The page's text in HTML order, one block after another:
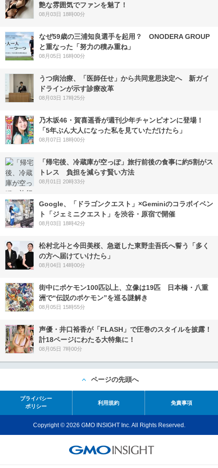
艶な雰囲気でファンを魅了！
08月03日 18時00分
なぜ59歳の三浦知良選手を起用？ ONODERA GROUP
と重なった「努力の積み重ね」
08月05日 16時00分
うつ病治療、「医師任せ」から共同意思決定へ 新ガイ
ドラインが示す診療改革
08月03日 17時25分
乃木坂46・賀喜遥香が週刊少年チャンピオンに登場！
「5年ぶん大人になった私を見ていただけたら」
08月07日 18時00分
「帰宅後、冷蔵庫が空っぽ」旅行前後の食事に約5割がス
トレス 負担を減らす賢い方法
08月01日 20時33分
Google、「ドラゴンクエスト」×Geminiのコラボイベン
ト「ジェミニクエスト」を渋谷・原宿で開催
08月03日 18時42分
松村北斗と今田美桜、急逝した東野圭吾氏へ誓う「多く
の方へ届けていけたら」
08月04日 14時00分
街中にポケモン100匹以上、立像は19匹 日本橋・八重
洲で“伝説のポケモン”を巡る謎解き
08月05日 15時55分
声優・井口裕香が「FLASH」で圧巻のスタイルを披露！
計18ページにわたる大特集に！
08月05日 7時00分
ページの先頭へ
プライバシー
ポリシー
利用規約 免責事項
Copyright © 2026 GMO INSIGHT Inc. All Rights Reserved.